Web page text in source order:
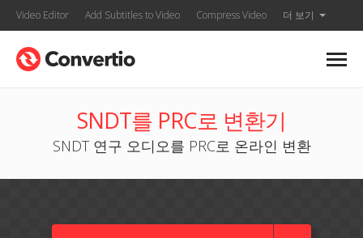
Video Editor Add Subtitles to Video Compress Video 더 보기
SNDT를 PRC로 변환기
SNDT 연구 오디오를 PRC로 온라인 변환